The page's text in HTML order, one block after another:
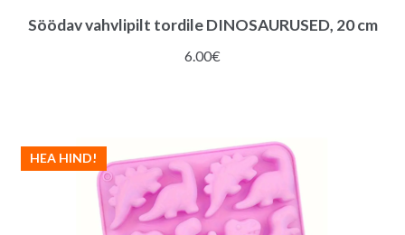
Söödav vahvlipilt tordile DINOSAURUSED, 20 cm
6.00€
HEA HIND!